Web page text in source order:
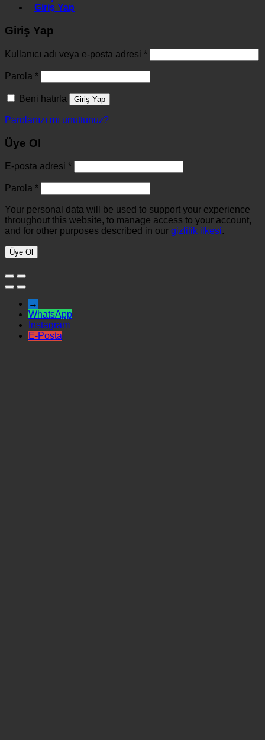
Giriş Yap
Giriş Yap
Kullanıcı adı veya e-posta adresi *
Parola *
Beni hatırla Giriş Yap
Parolanızı mı unuttunuz?
Üye Ol
E-posta adresi *
Parola *
Your personal data will be used to support your experience
throughout this website, to manage access to your account,
and for other purposes described in our gizlilik ilkesi.
Üye Ol
→
WhatsApp
Instagram
E-Posta